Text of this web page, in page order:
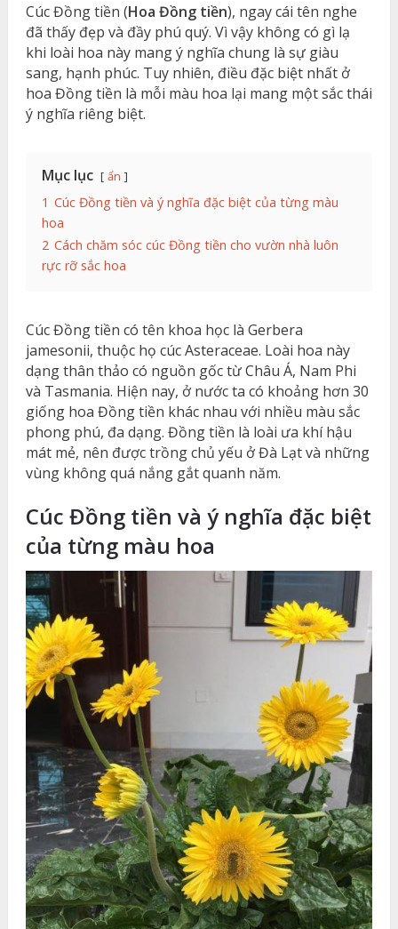
Cúc Đồng tiền (Hoa Đồng tiền), ngay cái tên nghe
đã thấy đẹp và đầy phú quý. Vì vậy không có gì lạ
khi loài hoa này mang ý nghĩa chung là sự giàu
sang, hạnh phúc. Tuy nhiên, điều đặc biệt nhất ở
hoa Đồng tiền là mỗi màu hoa lại mang một sắc thái
ý nghĩa riêng biệt.
Mục lục ẩn
1 Cúc Đồng tiền và ý nghĩa đặc biệt của từng màu
hoa
2 Cách chăm sóc cúc Đồng tiền cho vườn nhà luôn
rực rỡ sắc hoa
Cúc Đồng tiền có tên khoa học là Gerbera
jamesonii, thuộc họ cúc Asteraceae. Loài hoa này
dạng thân thảo có nguồn gốc từ Châu Á, Nam Phi
và Tasmania. Hiện nay, ở nước ta có khoảng hơn 30
giống hoa Đồng tiền khác nhau với nhiều màu sắc
phong phú, đa dạng. Đồng tiền là loài ưa khí hậu
mát mẻ, nên được trồng chủ yếu ở Đà Lạt và những
vùng không quá nắng gắt quanh năm.
Cúc Đồng tiền và ý nghĩa đặc biệt
của từng màu hoa